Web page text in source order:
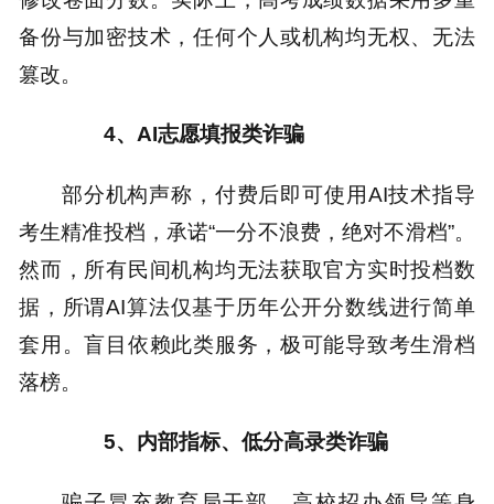
备份与加密技术，任何个人或机构均无权、无法
篡改。
4、 AI志愿填报类诈骗
部分机构声称，付费后即可使用AI技术指导
考生精准投档，承诺“一分不浪费，绝对不滑档”。
然而，所有民间机构均无法获取官方实时投档数
据，所谓AI算法仅基于历年公开分数线进行简单
套用。盲目依赖此类服务，极可能导致考生滑档
落榜。
5、 内部指标、低分高录类诈骗